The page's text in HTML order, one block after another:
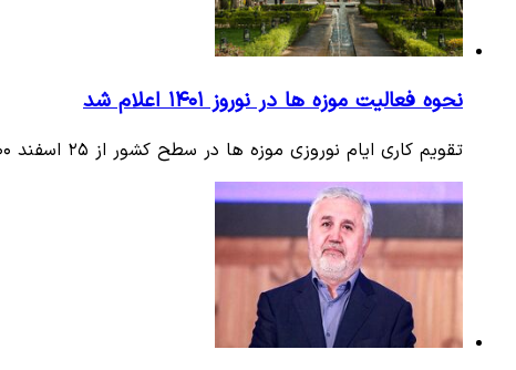
نحوه فعالیت موزه‌ ها در نوروز ۱۴۰۱ اعلام شد
تقویم کاری ایام نوروزی موزه‌ ها در سطح کشور از ۲۵ اسفند ۱۴۰۰ تا ۱۴ فروردین ۱۴۰۱ مشخص شده است.